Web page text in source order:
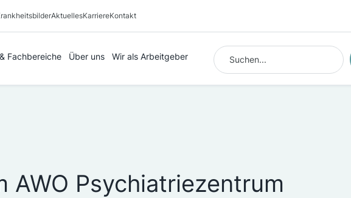
AktuellesKarriereKontakt
Fachbereiche Über uns Wir als Arbeitgeber Suchen...
AWO Psychiatriezentrum